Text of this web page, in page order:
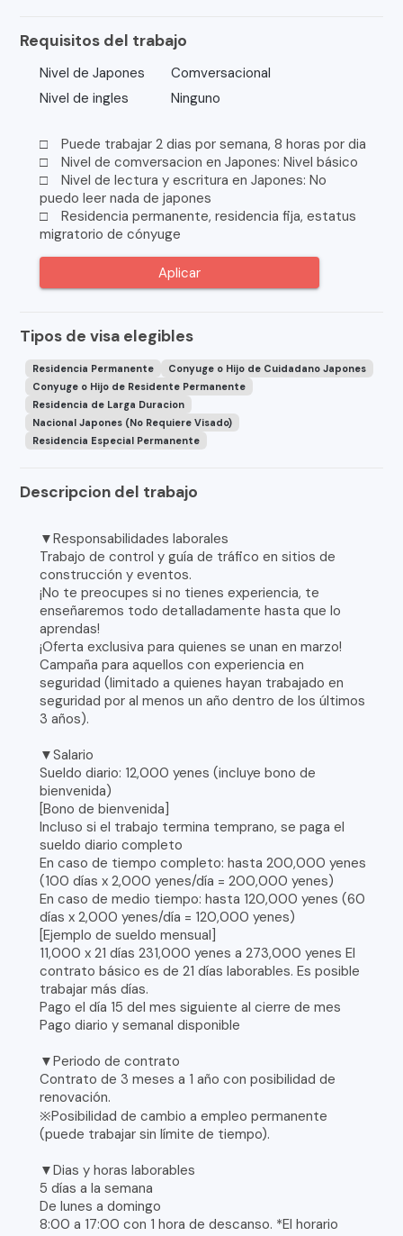
Requisitos del trabajo
Nivel de Japones
Comversacional
Nivel de ingles
Ninguno
□ Puede trabajar 2 dias por semana, 8 horas por dia
□ Nivel de comversacion en Japones: Nivel básico
□ Nivel de lectura y escritura en Japones: No
puedo leer nada de japones
□ Residencia permanente, residencia fija, estatus
migratorio de cónyuge
Aplicar
Tipos de visa elegibles
Residencia Permanente
Conyuge o Hijo de Cuidadano Japones
Conyuge o Hijo de Residente Permanente
Residencia de Larga Duracion
Nacional Japones (No Requiere Visado)
Residencia Especial Permanente
Descripcion del trabajo
▼Responsabilidades laborales
Trabajo de control y guía de tráfico en sitios de
construcción y eventos.
¡No te preocupes si no tienes experiencia, te
enseñaremos todo detalladamente hasta que lo
aprendas!
¡Oferta exclusiva para quienes se unan en marzo!
Campaña para aquellos con experiencia en
seguridad (limitado a quienes hayan trabajado en
seguridad por al menos un año dentro de los últimos
3 años).
▼Salario
Sueldo diario: 12,000 yenes (incluye bono de
bienvenida)
[Bono de bienvenida]
Incluso si el trabajo termina temprano, se paga el
sueldo diario completo
En caso de tiempo completo: hasta 200,000 yenes
(100 días x 2,000 yenes/día = 200,000 yenes)
En caso de medio tiempo: hasta 120,000 yenes (60
días x 2,000 yenes/día = 120,000 yenes)
[Ejemplo de sueldo mensual]
11,000 x 21 días 231,000 yenes a 273,000 yenes El
contrato básico es de 21 días laborables. Es posible
trabajar más días.
Pago el día 15 del mes siguiente al cierre de mes
Pago diario y semanal disponible
▼Periodo de contrato
Contrato de 3 meses a 1 año con posibilidad de
renovación.
※Posibilidad de cambio a empleo permanente
(puede trabajar sin límite de tiempo).
▼Dias y horas laborables
5 días a la semana
De lunes a domingo
8:00 a 17:00 con 1 hora de descanso. *El horario